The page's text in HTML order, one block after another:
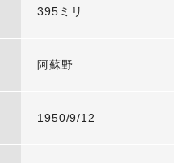
395ミリ
阿蘇野
1950/9/12